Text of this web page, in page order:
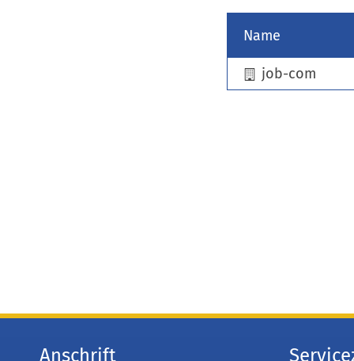
Name
job-com
Anschrift